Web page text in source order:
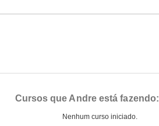
Cursos que Andre está fazendo:
Nenhum curso iniciado.